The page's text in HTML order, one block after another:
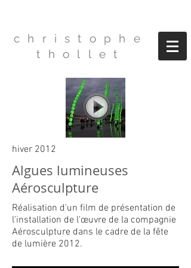
christophe
thollet
Réalisation d'un film de présentation de
l'installation de l'œuvre de la compagnie
Aérosculpture dans le cadre de la fête
de lumière 2012.
Algues lumineuses
Aérosculpture
hiver 2012